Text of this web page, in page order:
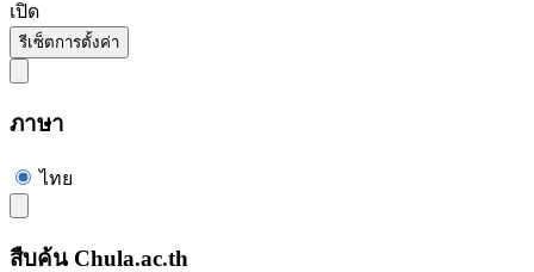
เปิด
รีเซ็ตการตั้งค่า
ภาษา
ไทย
สืบค้น Chula.ac.th